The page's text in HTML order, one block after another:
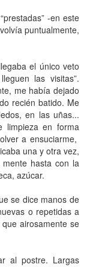
-en este
puntualmente,
el único veto
las visitas”.
me había dejado
recién batido. Me
en las uñas...
limpieza en forma
a ensuciarme,
una y otra vez,
hasta con la
azúcar.
se dice manos de
o repetidas a
airosamente se
al postre. Largas
la que se desplazaban, bajo el
de Yugoslavia.